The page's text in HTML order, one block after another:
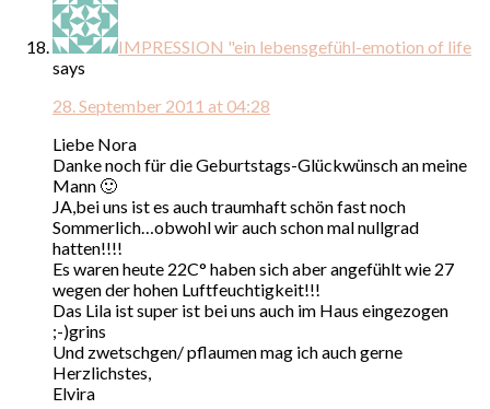
IMPRESSION "ein lebensgefühl-emotion of life
says
28. September 2011 at 04:28
Liebe Nora
Danke noch für die Geburtstags-Glückwünsch an meine
Mann 🙂
JA,bei uns ist es auch traumhaft schön fast noch
Sommerlich…obwohl wir auch schon mal nullgrad
hatten!!!!
Es waren heute 22C° haben sich aber angefühlt wie 27
wegen der hohen Luftfeuchtigkeit!!!
Das Lila ist super ist bei uns auch im Haus eingezogen
;-)grins
Und zwetschgen/ pflaumen mag ich auch gerne
Herzlichstes,
Elvira